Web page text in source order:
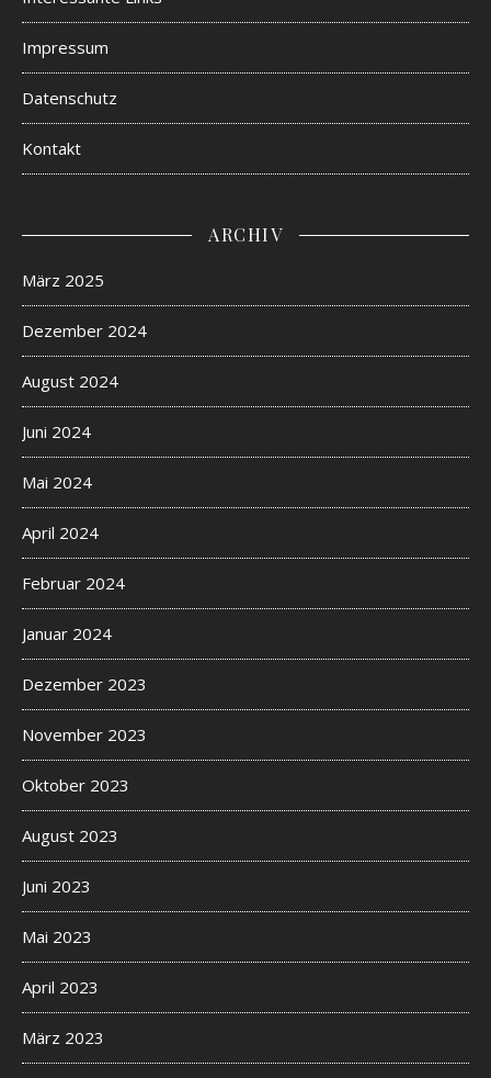
Impressum
Datenschutz
Kontakt
ARCHIV
März 2025
Dezember 2024
August 2024
Juni 2024
Mai 2024
April 2024
Februar 2024
Januar 2024
Dezember 2023
November 2023
Oktober 2023
August 2023
Juni 2023
Mai 2023
April 2023
März 2023